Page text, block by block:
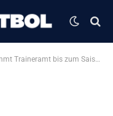
bis zum Saisonende